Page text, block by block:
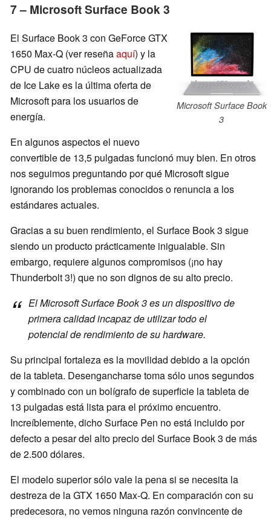
7 – Microsoft Surface Book 3
Microsoft Surface Book
3
El Surface Book 3 con GeForce GTX
1650 Max-Q (ver reseñaaquí) y la
CPU de cuatro núcleos actualizada
de Ice Lake es la última oferta de
Microsoft para los usuarios de
energía.
En algunos aspectos el nuevo
convertible de 13,5 pulgadas funcionó muy bien. En otros
nos seguimos preguntando por qué Microsoft sigue
ignorando los problemas conocidos o renuncia a los
estándares actuales.
Gracias a su buen rendimiento, el Surface Book 3 sigue
siendo un producto prácticamente inigualable. Sin
embargo, requiere algunos compromisos (¡no hay
Thunderbolt 3!) que no son dignos de su alto precio.
El Microsoft Surface Book 3 es un dispositivo de
primera calidad incapaz de utilizar todo el
potencial de rendimiento de su hardware.
Su principal fortaleza es la movilidad debido a la opción
de la tableta. Desengancharse toma sólo unos segundos
y combinado con un bolígrafo de superficie la tableta de
13 pulgadas está lista para el próximo encuentro.
Increíblemente, dicho Surface Pen no está incluido por
defecto a pesar del alto precio del Surface Book 3 de más
de 2.500 dólares.
El modelo superior sólo vale la pena si se necesita la
destreza de la GTX 1650 Max-Q. En comparación con su
predecesora, no vemos ninguna razón convincente de